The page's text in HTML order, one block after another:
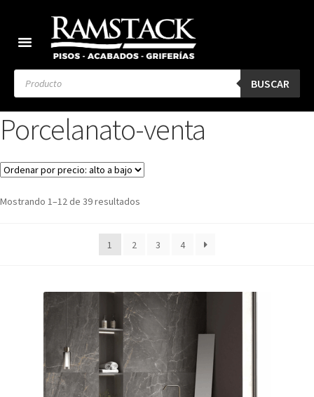
BUSCAR
Porcelanato-venta
Mostrando 1–12 de 39 resultados
1 2 3 4